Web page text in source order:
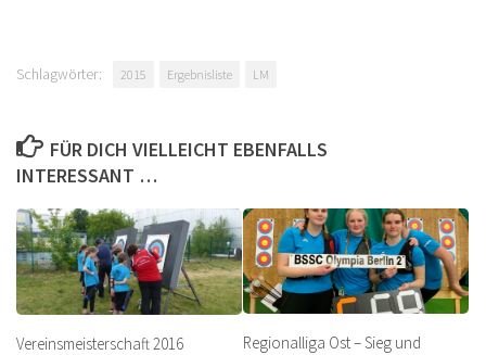
Schlagwörter: 2015 Ergebnisliste LM
FÜR DICH VIELLEICHT EBENFALLS
INTERESSANT …
Vereinsmeisterschaft 2016
Regionalliga Ost – Sieg und